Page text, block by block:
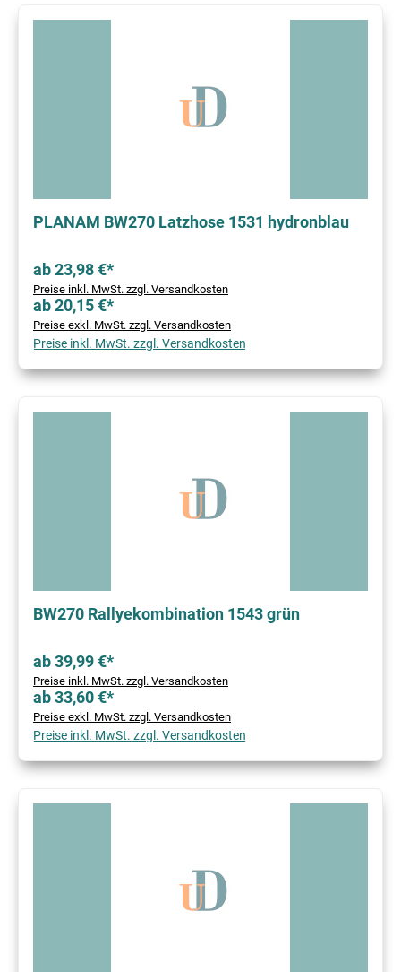
PLANAM BW270 Latzhose 1531 hydronblau
ab 23,98 €*
Preise inkl. MwSt. zzgl. Versandkosten
ab 20,15 €*
Preise exkl. MwSt. zzgl. Versandkosten
Preise inkl. MwSt. zzgl. Versandkosten
BW270 Rallyekombination 1543 grün
ab 39,99 €*
Preise inkl. MwSt. zzgl. Versandkosten
ab 33,60 €*
Preise exkl. MwSt. zzgl. Versandkosten
Preise inkl. MwSt. zzgl. Versandkosten